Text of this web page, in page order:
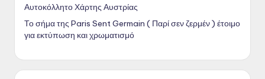
Αυτοκόλλητο Χάρτης Αυστρίας
Το σήμα της Paris Sent Germain ( Παρί σεν ζερμέν ) έτοιμο
για εκτύπωση και χρωματισμό